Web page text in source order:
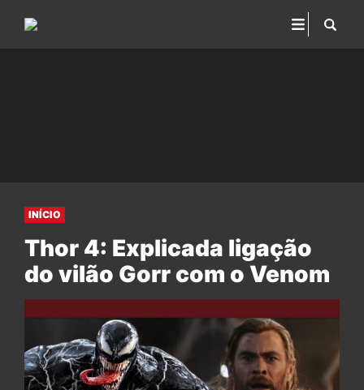
INÍCIO
Thor 4: Explicada ligação
do vilão Gorr com o Venom